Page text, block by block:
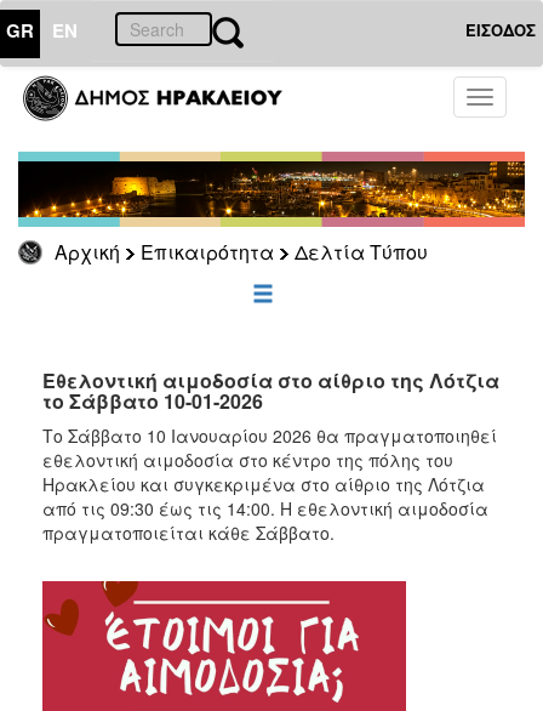
GR EN ΕΙΣΟΔΟΣ
Toggle
Αρχική Επικαιρότητα Δελτία Τύπου
ΕΠΙΚΑΙΡΟΤΗΤΑ
Τύπου
Αρχείο
ΕΠΙΣΚΕΠΤΗΣ
ΗΡΑΚΛΕΙΟ
Εθελοντική αιμοδοσία στο αίθριο της Λότζια
το Σάββατο 10-01-2026
Το Σάββατο 10 Ιανουαρίου 2026 θα πραγματοποιηθεί
εθελοντική αιμοδοσία στο κέντρο της πόλης του
Ηρακλείου και συγκεκριμένα στο αίθριο της Λότζια
από τις 09:30 έως τις 14:00. Η εθελοντική αιμοδοσία
πραγματοποιείται κάθε Σάββατο.